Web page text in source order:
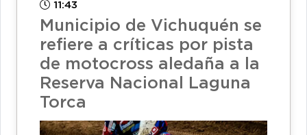
11:43
Municipio de Vichuquén se
refiere a críticas por pista
de motocross aledaña a la
Reserva Nacional Laguna
Torca